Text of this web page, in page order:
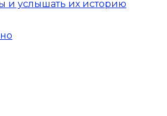
и услышать их историю